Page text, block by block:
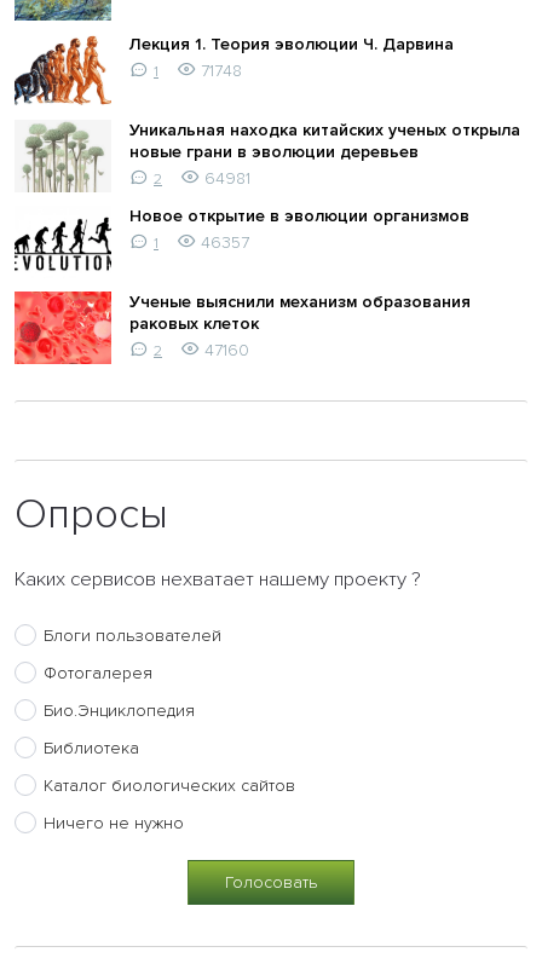
Лекция 1. Теория эволюции Ч. Дарвина
1 71748
Уникальная находка китайских ученых открыла
новые грани в эволюции деревьев
2
64981
Новое открытие в эволюции организмов
1 46357
Ученые выяснили механизм образования
раковых клеток
2 47160
Опросы
Каких сервисов нехватает нашему проекту ?
Блоги пользователей
Фотогалерея
Био.Энциклопедия
Библиотека
Каталог биологических сайтов
Ничего не нужно